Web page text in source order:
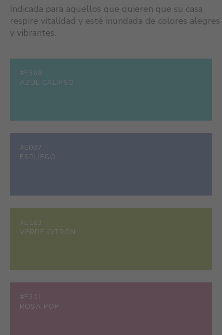
Indicada para aquellos que quieren que su casa
respire vitalidad y esté inundada de colores alegres
y vibrantes.
#E368
AZUL CALIPSO
#E037
ESPLIEGO
#E163
VERDE CITRÓN
#E301
ROSA POP